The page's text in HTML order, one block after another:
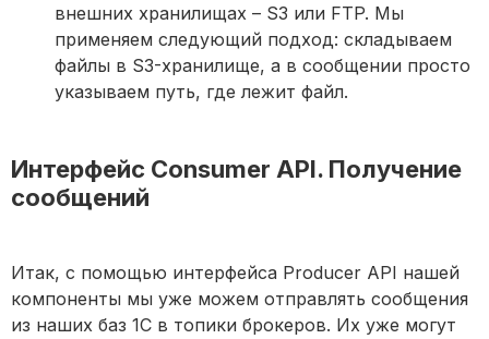
внешних хранилищах – S3 или FTP. Мы
применяем следующий подход: складываем
файлы в S3-хранилище, а в сообщении просто
указываем путь, где лежит файл.
Интерфейс Consumer API. Получение
сообщений
Итак, с помощью интерфейса Producer API нашей
компоненты мы уже можем отправлять сообщения
из наших баз 1С в топики брокеров. Их уже могут